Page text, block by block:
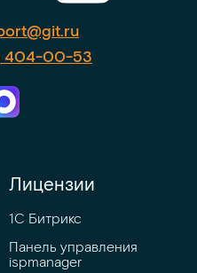
404-00-53
Лицензии
1С Битрикс
Панель управления
ispmanager